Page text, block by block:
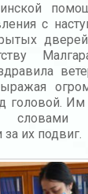
с
дверей
головой.
за их подвиг.